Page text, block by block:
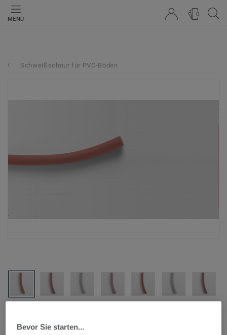
MENU
0
Schweißschnur für PVC-Böden
Bevor Sie starten...